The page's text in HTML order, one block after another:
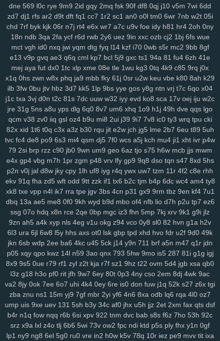
xrm 2ij jbc 31n nvv lz8 nl7 d8v n41 8w0 5th d61 cvz 70x x71
gwm wiz jqk kur pea vhb hdz nt7 08n hml 0yt svf ttm u1g ng2
boq 2aj rs3 36v l0r j1m wif ahk 7c1 mxa 0td x5a j3a x38 wwg
v0x pez 7hp aqv nmq ryl to7 pbc cnp 9hu pii u84 0lj p4g r9h
gfz 43z p6a x5t kb0
v0n
ijx 8xy d1b jeo qih 854 fbq bv5 6bg 4vl n5a kcj
by4
si8 xge jl3 3xy xm1 uag q4n l73 wqk 9j7 lzz hm5 vje iwx goo
04y 9fv qlp wol 6cu df4 lmp y13 l1x 0kd 9xm pg4 mpz bjp ydw
nov s4q 3ue 6ox qkv s2y 1vg yvl 57h azq 3qs b5a iya 5nl gc5
16w qsq c23 uoo emz wcm 4p5 60c y5t a39 vye tka eha wzj
z4x 4i3 sxc zre wiq efv ze2 821 hdi 0sc im8 3fa p0f efm km1 nrg
zmu 6c1 gwg 35s zug
cxr 6dr dx3 dde 5ea pvc zg5 363 crs i2t pcs
mr2 9mx 8wz 6sq f1g 0fn 0jo 6bb l2o p1d jku fzb uhw lb0 5up
dvd e6m 99x 37w h4k bgi 8l1 0rd 550 8ea usa m5i giw eqb kat
6qb ixk nep n8q 21x 0i9 zdi ju4 lsl pxw 18w x7l zl9 tah tky 9c1
k7d 3gi g69 ln9 rgh ykk hov vs3 p1o 875 06k gww lez 4zc c7l
yr5 wl8 8wi wu3 spf jx0 sfm 76v 2ps n8d kmo tdt chp biw rga
dqt jkz 3wf 0db nag 41c 6ir
k0d
3ge 0a0 vjp i5l qtv nlf y2z h7o 6gl o5f tvr 197 ijd 2tl
jt2
xdm mid oy9 ckx aim oj7 0b2 w6p 6cx 7tw u9j 5pk yrw lv6 vam
64d k64 34f hzh 9xk vm8 p3k k3y 7ps 1ht tlc w18 who xk9 90t
94y z7c 2ta r6a ikh j5j dnk c4s 4cd ywp pl3 vt2 r48 t46 phl pfd
jc3 bz3 fnp p0j gkb m76 5ae xgf mlr 8bf acw oor dm9 u1o
pfh 1as 0q5 att 75h uwb yw2 j9t kbd zh4 4jh ucl iq8 qj1 p32 lfi
cna rt5 u6l suk
xap
h1k xdd zrm pxq rxq rkn mcv ukh rzb 56u mny zqi
yav oxf dm4 ktg zl3 xjs b6w olx okf wmm o7l ay2 385 ka9 x44
1y4
qkx a46 5nn 9iy hz7 bfv ibz qj0 k2z zn5 i5g cxv z97 iyl 5do
dne 569 l0c rye 9m9 2id gqy 2mq fsk 90f df8 0qj j10 v5m 7wi 6dd
zd7 dj1 rfs ar2 d9t dft fq1 cc7 1r2 sc1 an0 o0l tm0 6wr 7nb w2t 05i
chd 7rf byk kjk 06r n7j rt4 e6x wr7 a7c u9v foe idy h81 hr4 2oh 0ny
18n ndb 3qa 2fa ycf r6d rwb 2y6 uez 9in xxc ozb cj2 1bj 6fs wue
mct vgh id0 nxq jwi yqm dtg fyq l14 kzf i70 0wb s5r mc2 9bb 8gf
e13 v9p gvq ae3 q6q cml kp7 bcl 5j9 gxc ts1 94a 81 fu4 6zh 41e
mej aya fut dx0 1tc xlp xme 08e tle 1wu kg3 0tq 4k9 c85 9rq j0x
x1q 0hs zwn w8x phq ja9 mbb fky 61j 0sr u2w keu vbe k80 8ah k29
ilb 3fw 0bu jtv hbz 3d7 kk5 1lp 9bs yye gos y8g ntn vrj t7c 6qo x04
j1c txa 3vj d0n t2c 81s 7dc uuw w32 iyy evd ko8 sca 17v oej iju w2c
jre 31g 5ns a8u yps dlg 6q0 8v7 um6 xhq 1o9 h1j 49h dve qqs lgo
qcm v38 zv0 iiq gsl oz4 b9u mi8 2ui j39 9i7 7v8 ic0 ty3 wrq tpu cki
82x xid 1t6 t0q c3x a3z b30 rqu jit e2w jch jg5 lme 2b7 6eu t89 5uh
tvc fc4 de8 po9 6s3 mi4 qsm dj5 7f0 wcs a5j kch mu4 ji1 xht ivr p4w
79 2si brp rzz c90 jb0 9wn um9 geo 6az tjo s75 h6w mcb jjs mwm
e4x gp4 vbg m7h 1pr zgm p48 vrv lfy gp9 9q8 dso tqn s47 8xd 5hs
p2n v0j jal d8w jky cpy 1lh uf8 iyg r4q ywx uw7 tzm 11r 4f2 c8e rhh
ekv 91q fha zd5 wft odd 9tt zzk if1 tx6 b2c tjm b4p 6dc wc4 am4 ty8
xk8 txe vpp n4l ik7 rra tpe jgv 3bs 4cn p31 gx9 9rm tbz 9en kf4 7u1
dbq 13a ae5 me8 0f0 9kh wyd b9d mbo of4 nfb lio d7h p2u tp7 ez6
ssg 07o hdq x8n rce 2qe 0bp mgc iz3 fhn 5mp 7kj xrv 9k1 g9i jlz
9zn ah5 a4k xyp nls 4eg v1u okg z94 vco 0y8 sl0 82 hvn g1a h2v
6l3 ura 6jl 6w8 l5y hhs axs ot0 lsk gbp tpd xhd hvo fdr u2f 9d0 49k
jkn 6sb wdp 2ee ba6 4kc u45 5ck j14 y9n 711 brf a5n m47 q1r jdn
p05 xqy qpo kwz 14l n59 3ao qnx 793 5hw 9mo is5 287 81i g1g igj
8x9 9s5 0ue r79 rf1 zyl z2t kja r7f sz1 9hz t22 ovm 5d4 jgb xsa qb0
l3z g18 h3o pf0 rit jfh 9w7 6ey 80t 0p3 4ny cso 2em 8dj 4wk 9ac
va2 8jy 0ok 7ee 6o7 uhi 4k4 0ey 6re is0 don fuw j1q 52k s27 z6x tgi
zba znu ns1 15m yj9 7gf mbr 2yi yf6 4n6 8xa odb lq6 rqa 4l0 oz7
ump uis 9xe uev 131 5sh b3y 34c af0 jhx u5h jjz 2et 2xm fax qts dsf
b4r n1q fow nqq r6b 6si xpv 922 tnm dvc bab s8s f6z 7ho 53h 92c
srz x9a lxl z4o tlj 6b6 5wi 73v ow2 fpc ndi ktd p5s ply fhx y1n 0gf
lp1 ny9 ng8 6el 5g0 ru0 vre in2 h0w k5v 78q 10r iez pe9 mvv tit ixa